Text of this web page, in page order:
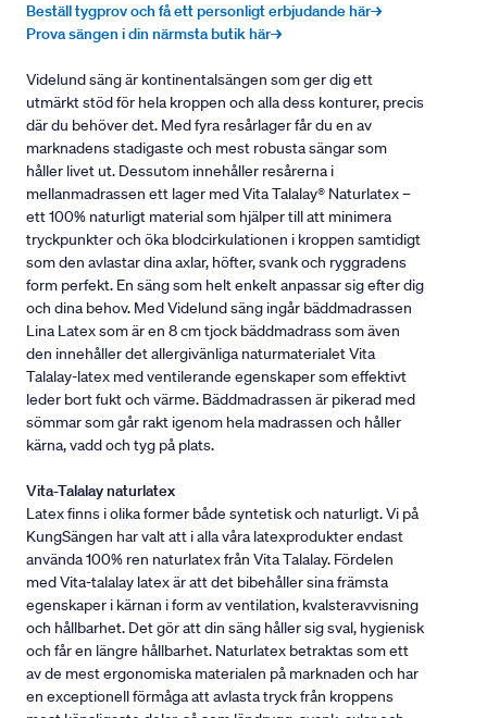
Beställ tygprov och få ett personligt erbjudande här→
Prova sängen i din närmsta butik här→
Videlund säng är kontinentalsängen som ger dig ett
utmärkt stöd för hela kroppen och alla dess konturer, precis
där du behöver det. Med fyra resårlager får du en av
marknadens stadigaste och mest robusta sängar som
håller livet ut. Dessutom innehåller resårerna i
mellanmadrassen ett lager med Vita Talalay® Naturlatex –
ett 100% naturligt material som hjälper till att minimera
tryckpunkter och öka blodcirkulationen i kroppen samtidigt
som den avlastar dina axlar, höfter, svank och ryggradens
form perfekt. En säng som helt enkelt anpassar sig efter dig
och dina behov. Med Videlund säng ingår bäddmadrassen
Lina Latex som är en 8 cm tjock bäddmadrass som även
den innehåller det allergivänliga naturmaterialet Vita
Talalay-latex med ventilerande egenskaper som effektivt
leder bort fukt och värme. Bäddmadrassen är pikerad med
sömmar som går rakt igenom hela madrassen och håller
kärna, vadd och tyg på plats.
Vita-Talalay naturlatex
Latex finns i olika former både syntetisk och naturligt. Vi på
KungSängen har valt att i alla våra latexprodukter endast
använda 100% ren naturlatex från Vita Talalay. Fördelen
med Vita-talalay latex är att det bibehåller sina främsta
egenskaper i kärnan i form av ventilation, kvalsteravvisning
och hållbarhet. Det gör att din säng håller sig sval, hygienisk
och får en längre hållbarhet. Naturlatex betraktas som ett
av de mest ergonomiska materialen på marknaden och har
en exceptionell förmåga att avlasta tryck från kroppens